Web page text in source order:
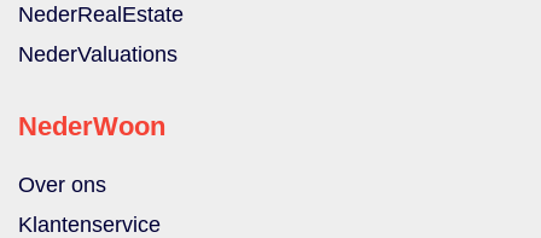
NederRealEstate
NederValuations
NederWoon
Over ons
Klantenservice